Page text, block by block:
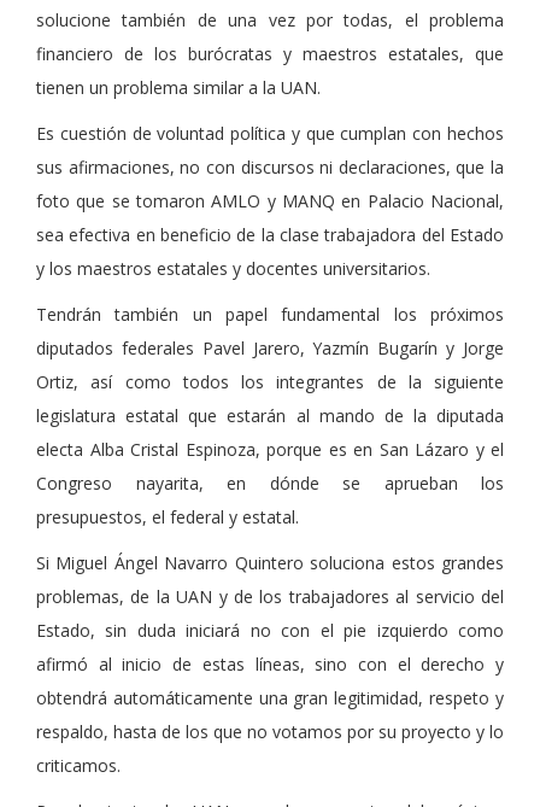
solucione también de una vez por todas, el problema
financiero de los burócratas y maestros estatales, que
tienen un problema similar a la UAN.
Es cuestión de voluntad política y que cumplan con hechos
sus afirmaciones, no con discursos ni declaraciones, que la
foto que se tomaron AMLO y MANQ en Palacio Nacional,
sea efectiva en beneficio de la clase trabajadora del Estado
y los maestros estatales y docentes universitarios.
Tendrán también un papel fundamental los próximos
diputados federales Pavel Jarero, Yazmín Bugarín y Jorge
Ortiz, así como todos los integrantes de la siguiente
legislatura estatal que estarán al mando de la diputada
electa Alba Cristal Espinoza, porque es en San Lázaro y el
Congreso nayarita, en dónde se aprueban los
presupuestos, el federal y estatal.
Si Miguel Ángel Navarro Quintero soluciona estos grandes
problemas, de la UAN y de los trabajadores al servicio del
Estado, sin duda iniciará no con el pie izquierdo como
afirmó al inicio de estas líneas, sino con el derecho y
obtendrá automáticamente una gran legitimidad, respeto y
respaldo, hasta de los que no votamos por su proyecto y lo
criticamos.